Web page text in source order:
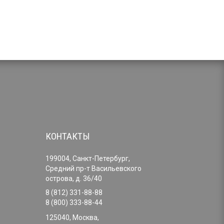
КОНТАКТЫ
199004, Санкт-Петербург,
Средний пр-т Васильевского
острова, д. 36/40
8 (812) 331-88-88
8 (800) 333-88-44
125040, Москва,